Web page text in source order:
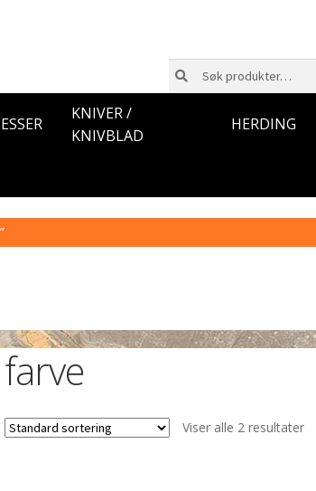
Søk
etter:
Søk
KNIVER /
KNIVBLAD
HERDING
farve
Viser alle 2 resultater